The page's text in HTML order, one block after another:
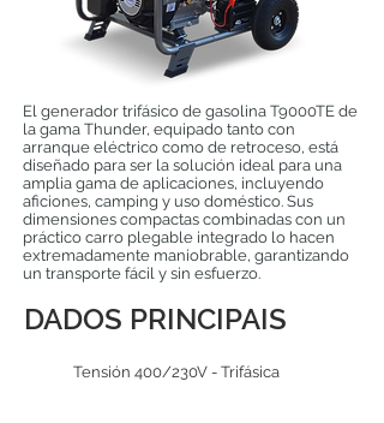
El generador trifásico de gasolina T9000TE de
la gama Thunder, equipado tanto con
arranque eléctrico como de retroceso, está
diseñado para ser la solución ideal para una
amplia gama de aplicaciones, incluyendo
aficiones, camping y uso doméstico. Sus
dimensiones compactas combinadas con un
práctico carro plegable integrado lo hacen
extremadamente maniobrable, garantizando
un transporte fácil y sin esfuerzo.
DADOS PRINCIPAIS
Tensión 400/230V - Trifásica